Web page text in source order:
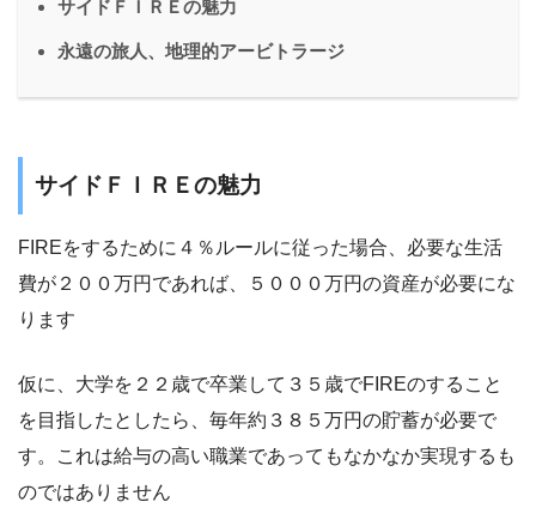
サイドＦＩＲＥの魅力
永遠の旅人、地理的アービトラージ
サイドＦＩＲＥの魅力
FIREをするために４％ルールに従った場合、必要な生活
費が２００万円であれば、５０００万円の資産が必要にな
ります
仮に、大学を２２歳で卒業して３５歳でFIREのすること
を目指したとしたら、毎年約３８５万円の貯蓄が必要で
す。これは給与の高い職業であってもなかなか実現するも
のではありません